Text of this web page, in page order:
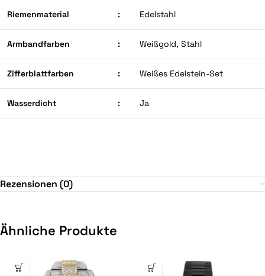
Riemenmaterial : Edelstahl
Armbandfarben : Weißgold, Stahl
Zifferblattfarben : Weißes Edelstein-Set
Wasserdicht : Ja
Rezensionen (0)
Ähnliche Produkte